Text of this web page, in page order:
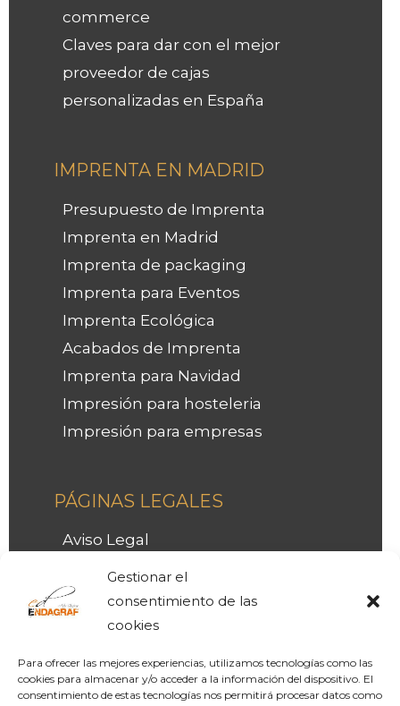
Gestionar el
consentimiento de las
cookies
Para ofrecer las mejores experiencias, utilizamos tecnologías como las
cookies para almacenar y/o acceder a la información del dispositivo. El
consentimiento de estas tecnologías nos permitirá procesar datos como
commerce
Claves para dar con el mejor
proveedor de cajas
personalizadas en España
IMPRENTA EN MADRID
Presupuesto de Imprenta
Imprenta en Madrid
Imprenta de packaging
Imprenta para Eventos
Imprenta Ecológica
Acabados de Imprenta
Imprenta para Navidad
Impresión para hosteleria
Impresión para empresas
PÁGINAS LEGALES
Aviso Legal
Política de Privacidad
LOPD
Política de Cookies
Facebook
Instagram
LinkedIn